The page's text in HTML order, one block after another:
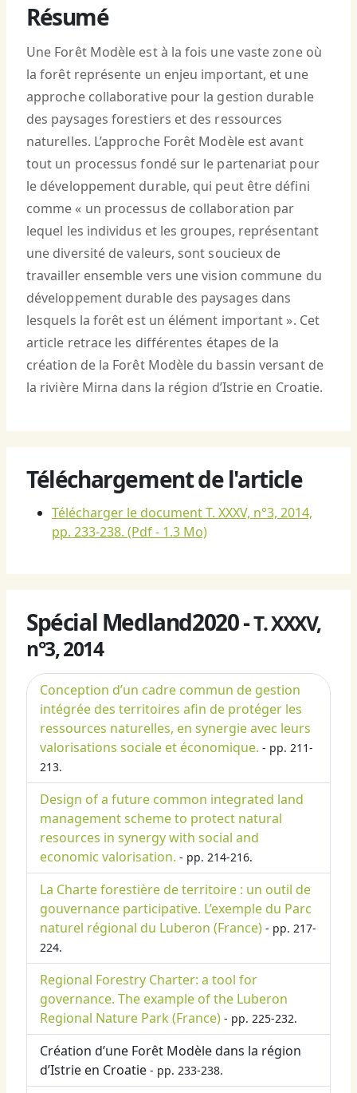
Résumé
Une Forêt Modèle est à la fois une vaste zone où
la forêt représente un enjeu important, et une
approche collaborative pour la gestion durable
des paysages forestiers et des ressources
naturelles. L’approche Forêt Modèle est avant
tout un processus fondé sur le partenariat pour
le développement durable, qui peut être défini
comme « un processus de collaboration par
lequel les individus et les groupes, représentant
une diversité de valeurs, sont soucieux de
travailler ensemble vers une vision commune du
développement durable des paysages dans
lesquels la forêt est un élément important ». Cet
article retrace les différentes étapes de la
création de la Forêt Modèle du bassin versant de
la rivière Mirna dans la région d’Istrie en Croatie.
Téléchargement de l'article
Télécharger le document T. XXXV, n°3, 2014,
pp. 233-238. (Pdf - 1.3 Mo)
Spécial Medland2020 -T. XXXV,
n°3, 2014
Conception d’un cadre commun de gestion
intégrée des territoires afin de protéger les
ressources naturelles, en synergie avec leurs
valorisations sociale et économique. - pp. 211-
213.
Design of a future common integrated land
management scheme to protect natural
resources in synergy with social and
economic valorisation. - pp. 214-216.
La Charte forestière de territoire : un outil de
gouvernance participative. L’exemple du Parc
naturel régional du Luberon (France) - pp. 217-
224.
Regional Forestry Charter: a tool for
governance. The example of the Luberon
Regional Nature Park (France) - pp. 225-232.
Création d’une Forêt Modèle dans la région
d’Istrie en Croatie - pp. 233-238.